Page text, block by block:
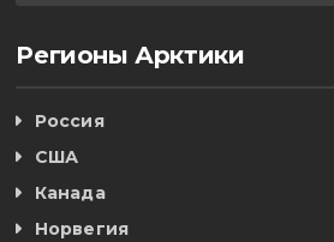
Регионы Арктики
Россия
США
Канада
Норвегия